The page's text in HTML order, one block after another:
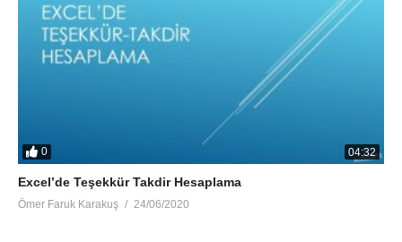
0 04:32
Excel’de Teşekkür Takdir Hesaplama
Ömer Faruk Karakuş 24/06/2020